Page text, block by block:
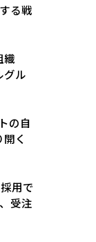
る戦
織
ル
の自
く
用で
受注